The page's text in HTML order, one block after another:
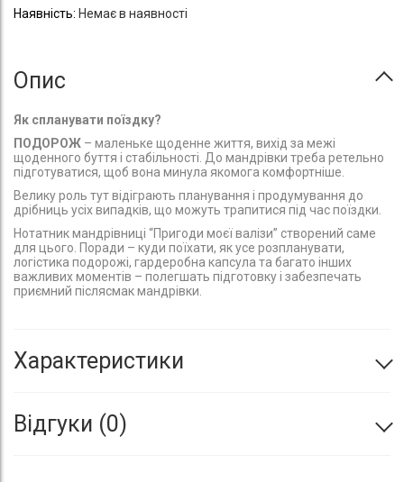
Немає в наявності
Опис
Як спланувати поїздку?
ПОДОРОЖ – маленьке щоденне життя, вихід за межі
щоденного буття і стабільності. До мандрівки треба ретельно
підготуватися, щоб вона минула якомога комфортніше.
Велику роль тут відіграють планування і продумування до
дрібниць усіх випадків, що можуть трапитися під час поїздки.
Нотатник мандрівниці “Пригоди моєї валізи” створений саме
для цього. Поради – куди поїхати, як усе розпланувати,
логістика подорожі, гардеробна капсула та багато інших
важливих моментів – полегшать підготовку і забезпечать
приємний післясмак мандрівки.
Характеристики
Відгуки 0